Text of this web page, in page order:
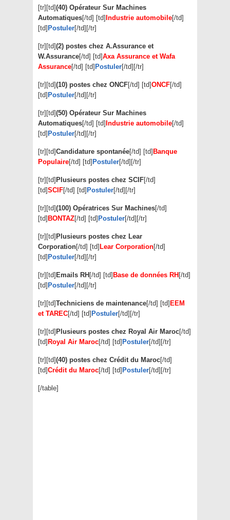
[tr][td](40) Opérateur Sur Machines
Automatiques[/td] [td] Industrie automobile[/td]
[td] Postuler[/td][/tr]
[tr][td](2) postes chez A.Assurance et
W.Assurance[/td] [td]Axa Assurance et Wafa
Assurance[/td] [td] Postuler[/td][/tr]
[tr][td](10) postes chez ONCF[/td] [td]ONCF[/td]
[td] Postuler[/td][/tr]
[tr][td](50) Opérateur Sur Machines
Automatiques[/td] [td] Industrie automobile[/td]
[td] Postuler[/td][/tr]
[tr][td]Candidature spontanée[/td] [td] Banque
Populaire[/td] [td] Postuler[/td][/tr]
[tr][td] Plusieurs postes chez SCIF[/td]
[td]SCIF[/td] [td] Postuler[/td][/tr]
[tr][td](100) Opératrices Sur Machines[/td]
[td] BONTAZ[/td] [td] Postuler[/td][/tr]
[tr][td] Plusieurs postes chez Lear
Corporation[/td] [td] Lear Corporation[/td]
[td] Postuler[/td][/tr]
[tr][td] Emails RH [/td] [td] Base de données RH [/td]
[td] Postuler[/td][/tr]
[tr][td]Techniciens de maintenance[/td] [td] EEM
et TAREC[/td] [td] Postuler[/td][/tr]
[tr][td] Plusieurs postes chez Royal Air Maroc[/td]
[td] Royal Air Maroc[/td] [td] Postuler[/td][/tr]
[tr][td](40) postes chez Crédit du Maroc[/td]
[td]Crédit du Maroc[/td] [td] Postuler[/td][/tr]
[/table]